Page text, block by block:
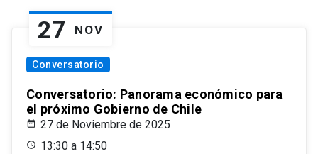
27 NOV
Conversatorio
Conversatorio: Panorama económico para
el próximo Gobierno de Chile
27 de Noviembre de 2025
13:30 a 14:50